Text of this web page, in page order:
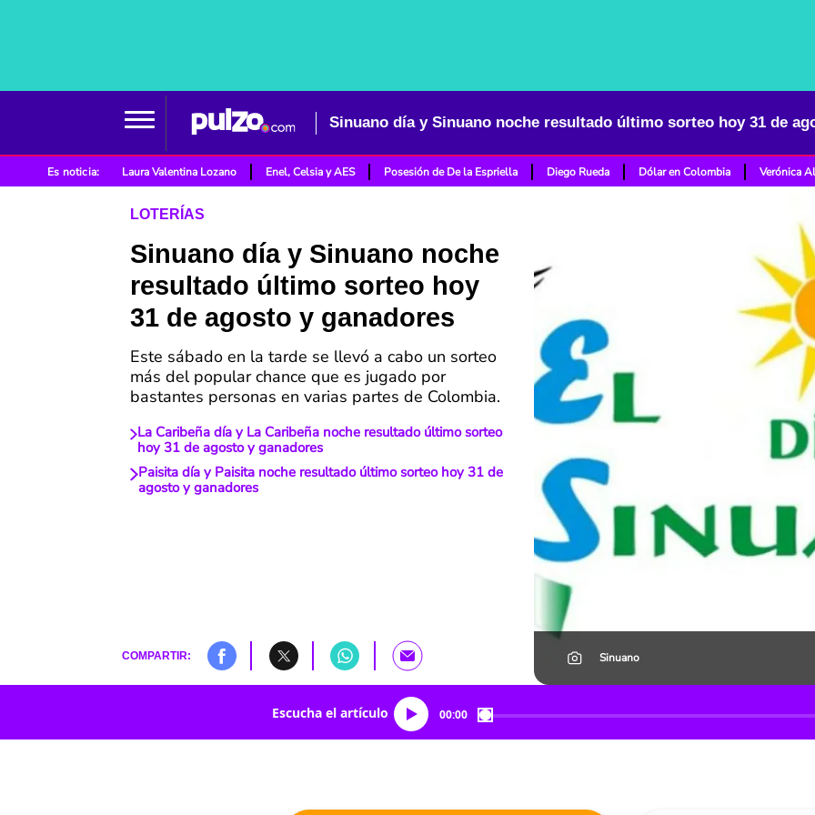
Sinuano día y Sinuano noche resultado último sorteo hoy 31 de
Es noticia: Laura Valentina Lozano Enel, Celsia y AES Posesión de De la Espriella Diego Rueda Dólar en Colombia Verónica
LOTERÍAS
Sinuano día y Sinuano noche
resultado último sorteo hoy
31 de agosto y ganadores
Este sábado en la tarde se llevó a cabo un sorteo
más del popular chance que es jugado por
bastantes personas en varias partes de Colombia.
La Caribeña día y La Caribeña noche resultado último sorteo
hoy 31 de agosto y ganadores
Paisita día y Paisita noche resultado último sorteo hoy 31 de
agosto y ganadores
COMPARTIR: Sinuano
Escucha el artículo 00:00